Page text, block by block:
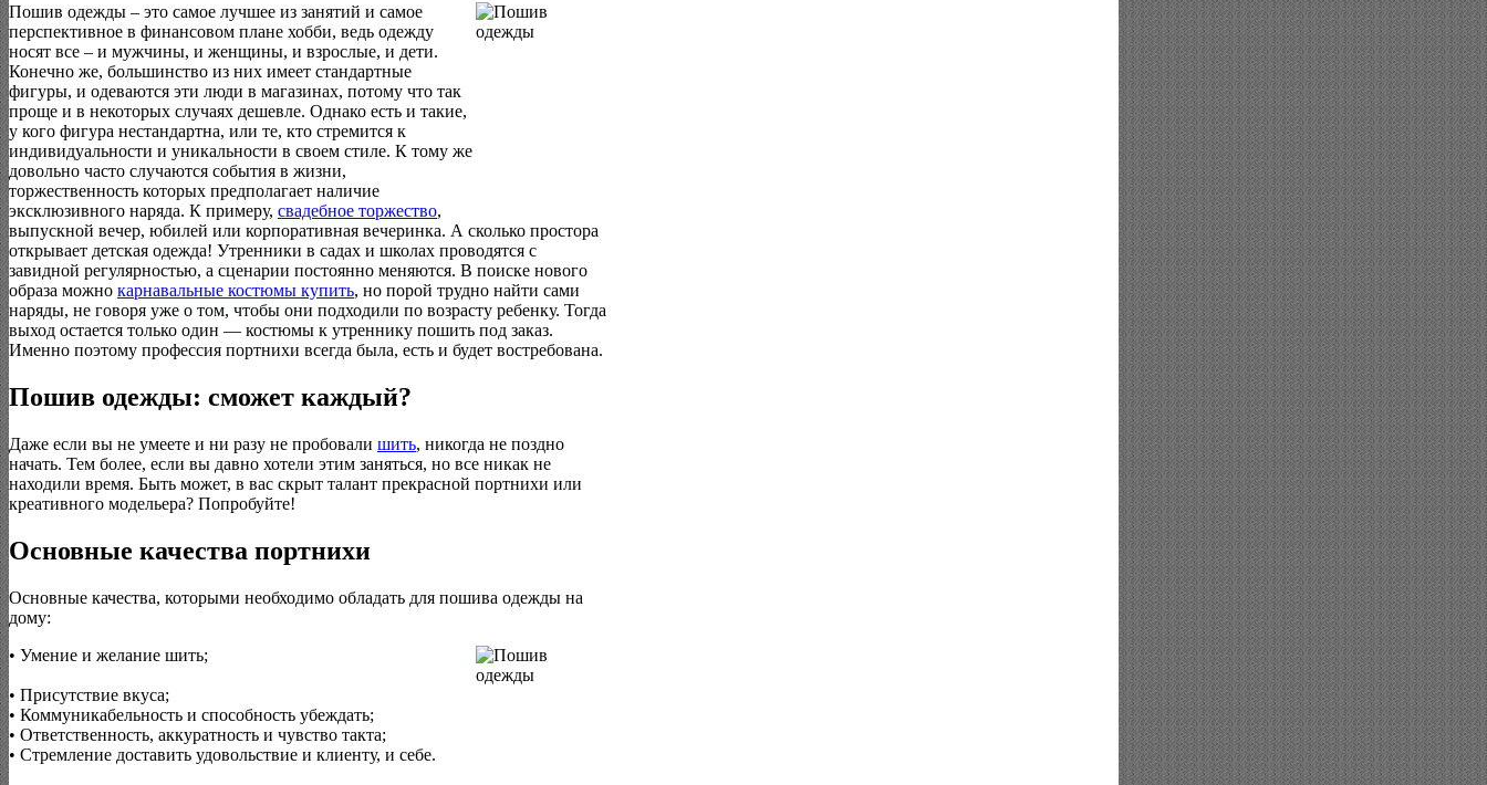
Пошив одежды – это самое лучшее из занятий и самое
перспективное в финансовом плане хобби, ведь одежду
носят все – и мужчины, и женщины, и взрослые, и дети.
Конечно же, большинство из них имеет стандартные
фигуры, и одеваются эти люди в магазинах, потому что так
проще и в некоторых случаях дешевле. Однако есть и такие,
у кого фигура нестандартна, или те, кто стремится к
индивидуальности и уникальности в своем стиле. К тому же
довольно часто случаются события в жизни,
торжественность которых предполагает наличие
эксклюзивного наряда. К примеру, свадебное торжество,
выпускной вечер, юбилей или корпоративная вечеринка. А сколько простора
открывает детская одежда! Утренники в садах и школах проводятся с
завидной регулярностью, а сценарии постоянно меняются. В поиске нового
образа можно карнавальные костюмы купить, но порой трудно найти сами
наряды, не говоря уже о том, чтобы они подходили по возрасту ребенку. Тогда
выход остается только один — костюмы к утреннику пошить под заказ.
Именно поэтому профессия портнихи всегда была, есть и будет востребована.
Пошив одежды: сможет каждый?
Даже если вы не умеете и ни разу не пробовали шить, никогда не поздно
начать. Тем более, если вы давно хотели этим заняться, но все никак не
находили время. Быть может, в вас скрыт талант прекрасной портнихи или
креативного модельера? Попробуйте!
Основные качества портнихи
Основные качества, которыми необходимо обладать для пошива одежды на
дому:
• Умение и желание шить;
• Присутствие вкуса;
• Коммуникабельность и способность убеждать;
• Ответственность, аккуратность и чувство такта;
• Стремление доставить удовольствие и клиенту, и себе.